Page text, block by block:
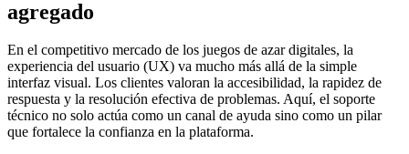
agregado
En el competitivo mercado de los juegos de azar digitales, la
experiencia del usuario (UX) va mucho más allá de la simple
interfaz visual. Los clientes valoran la accesibilidad, la rapidez de
respuesta y la resolución efectiva de problemas. Aquí, el soporte
técnico no solo actúa como un canal de ayuda sino como un pilar
que fortalece la confianza en la plataforma.